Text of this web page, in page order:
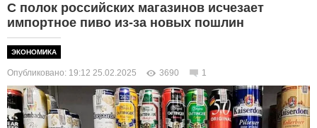
НОВОСТИ
ПОЛИТИКА
ЭКОНОМИКА
С полок российских магазинов исчезает
импортное пиво из-за новых пошлин
ЭКОНОМИКА
Опубликовано: 19:12 25.02.2025 3690 1